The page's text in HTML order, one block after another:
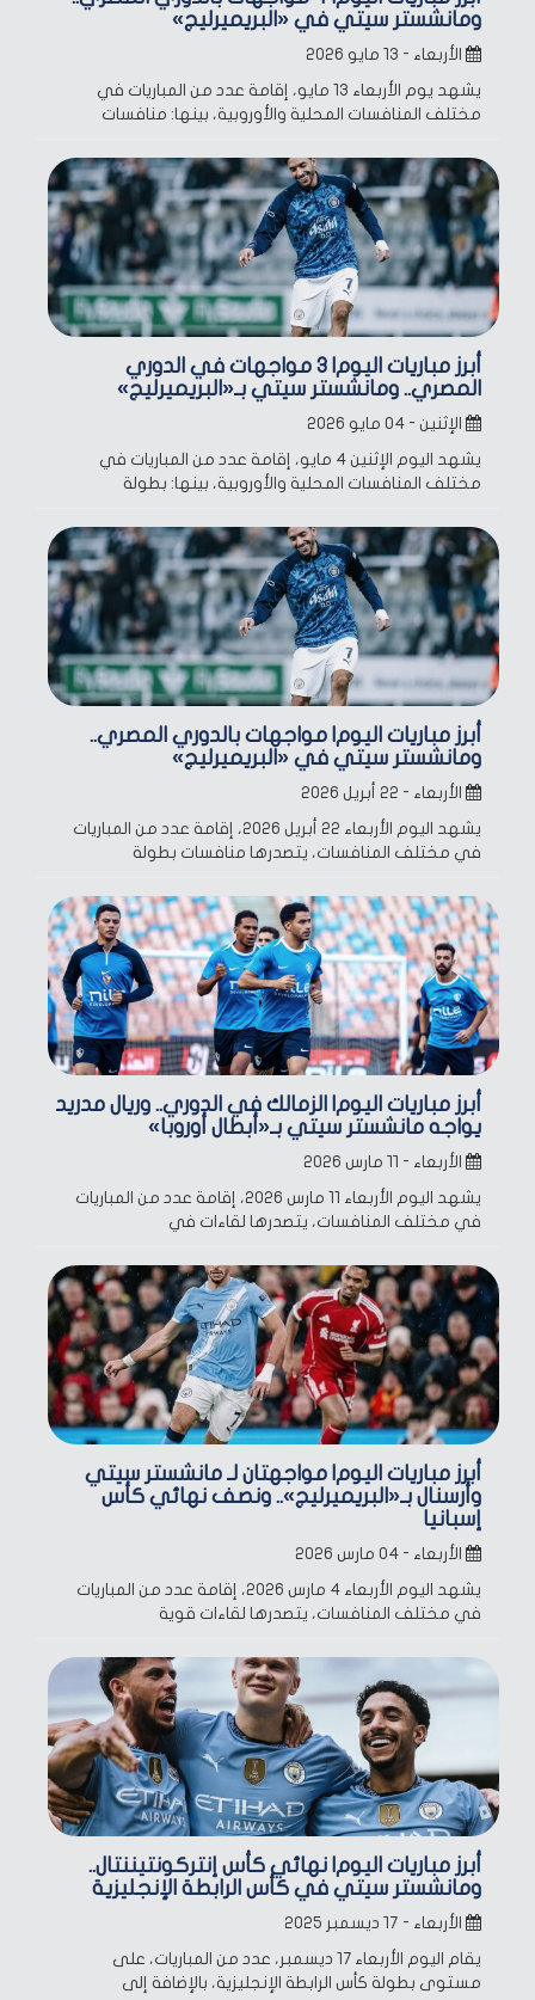
ومانشستر سيتي في «البريميرليج»
الأربعاء - ١٣ مايو ٢٠٢٦
يشهد يوم الأربعاء 13 مايو، إقامة عدد من المباريات في
مختلف المنافسات المحلية والأوروبية، بينها: منافسات
أبرز مباريات اليوم| 3 مواجهات في الدوري
المصري.. ومانشستر سيتي بـ«البريميرليج»
الإثنين - ٠٤ مايو ٢٠٢٦
يشهد اليوم الإثنين 4 مايو، إقامة عدد من المباريات في
مختلف المنافسات المحلية والأوروبية، بينها: بطولة
أبرز مباريات اليوم| مواجهات بالدوري المصري..
ومانشستر سيتي في «البريميرليج»
الأربعاء - ٢٢ أبريل ٢٠٢٦
يشهد اليوم الأربعاء 22 أبريل 2026، إقامة عدد من المباريات
في مختلف المنافسات، يتصدرها منافسات بطولة
أبرز مباريات اليوم| الزمالك في الدوري.. وريال مدريد
يواجه مانشستر سيتي بـ«أبطال أوروبا»
الأربعاء - ١١ مارس ٢٠٢٦
يشهد اليوم الأربعاء 11 مارس 2026، إقامة عدد من المباريات
في مختلف المنافسات، يتصدرها لقاءات في
أبرز مباريات اليوم| مواجهتان لـ مانشستر سيتي
وأرسنال بـ«البريميرليج».. ونصف نهائي كأس
إسبانيا
الأربعاء - ٠٤ مارس ٢٠٢٦
يشهد اليوم الأربعاء 4 مارس 2026، إقامة عدد من المباريات
في مختلف المنافسات، يتصدرها لقاءات قوية
أبرز مباريات اليوم| نهائي كأس إنتركونتيننتال..
ومانشستر سيتي في كأس الرابطة الإنجليزية
الأربعاء - ١٧ ديسمبر ٢٠٢٥
يقام اليوم الأربعاء 17 ديسمبر، عدد من المباريات، على
مستوى بطولة كأس الرابطة الإنجليزية، بالإضافة إلى